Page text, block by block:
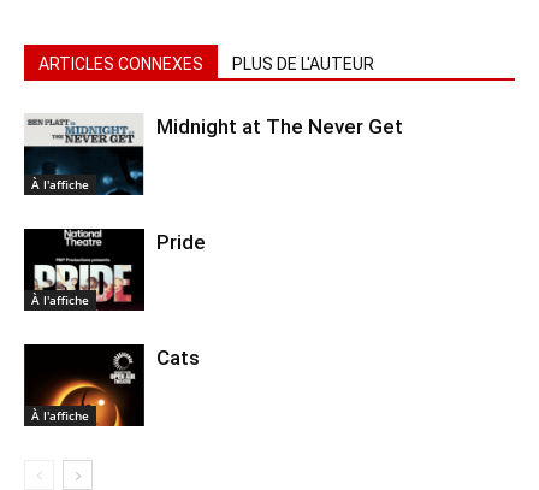
ARTICLES CONNEXES PLUS DE L'AUTEUR
À l'affiche
Midnight at The Never Get
À l'affiche
Pride
À l'affiche
Cats